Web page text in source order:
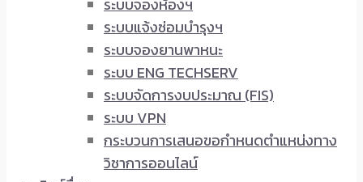
ระบบจองห้องฯ
ระบบแจ้งซ่อมบำรุงฯ
ระบบจองยานพาหนะ
ระบบ ENG TECHSERV
ระบบจัดการงบประมาณ (FIS)
ระบบ VPN
กระบวนการเสนอขอกำหนดตำแหน่งทาง
วิชาการออนไลน์